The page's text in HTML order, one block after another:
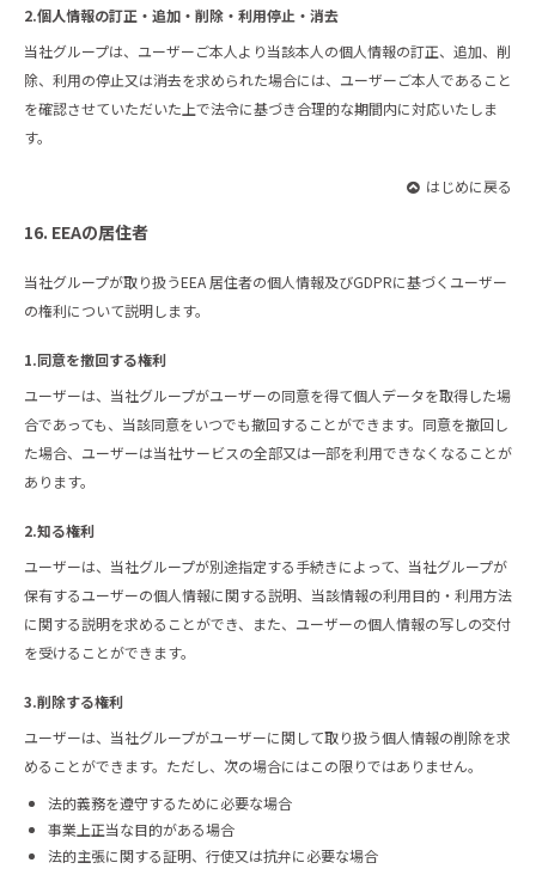
2.個人情報の訂正・追加・削除・利用停止・消去
当社グループは、ユーザーご本人より当該本人の個人情報の訂正、追加、削
除、利用の停止又は消去を求められた場合には、ユーザーご本人であること
を確認させていただいた上で法令に基づき合理的な期間内に対応いたしま
す。
はじめに戻る
16. EEAの居住者
当社グループが取り扱うEEA 居住者の個人情報及びGDPRに基づくユーザー
の権利について説明します。
1.同意を撤回する権利
ユーザーは、当社グループがユーザーの同意を得て個人データを取得した場
合であっても、当該同意をいつでも撤回することができます。同意を撤回し
た場合、ユーザーは当社サービスの全部又は一部を利用できなくなることが
あります。
2.知る権利
ユーザーは、当社グループが別途指定する手続きによって、当社グループが
保有するユーザーの個人情報に関する説明、当該情報の利用目的・利用方法
に関する説明を求めることができ、また、ユーザーの個人情報の写しの交付
を受けることができます。
3.削除する権利
ユーザーは、当社グループがユーザーに関して取り扱う個人情報の削除を求
めることができます。ただし、次の場合にはこの限りではありません。
法的義務を遵守するために必要な場合
事業上正当な目的がある場合
法的主張に関する証明、行使又は抗弁に必要な場合